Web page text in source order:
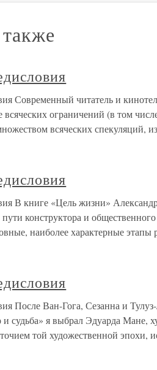
Современный читатель и
ограничений (в том
всяческих спекуляций,
В книге «Цель жизни»
конструктора и
наиболее характерные
После Ван-Гога, Сезанна и
и судьба» я выбрал Эдуарда
той художественной эпохи,